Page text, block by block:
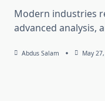
Modern industries
advanced analysis,
Abdus Salam May